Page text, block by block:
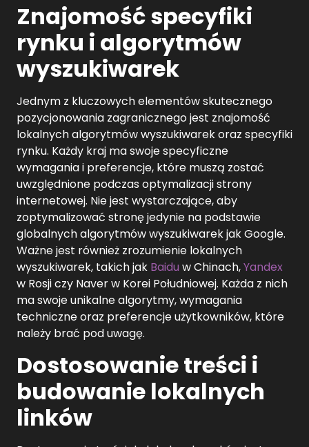
Znajomość specyfiki
rynku i algorytmów
wyszukiwarek
Jednym z kluczowych elementów skutecznego
pozycjonowania zagranicznego jest znajomość
lokalnych algorytmów wyszukiwarek oraz specyfiki
rynku. Każdy kraj ma swoje specyficzne
wymagania i preferencje, które muszą zostać
uwzględnione podczas optymalizacji strony
internetowej. Nie jest wystarczające, aby
zoptymalizować stronę jedynie na podstawie
globalnych algorytmów wyszukiwarek jak Google.
Ważne jest również zrozumienie lokalnych
wyszukiwarek, takich jak Baidu w Chinach,Yandex
w Rosji czy Naver w Korei Południowej. Każda z nich
ma swoje unikalne algorytmy, wymagania
techniczne oraz preferencje użytkowników, które
należy brać pod uwagę.
Dostosowanie treści i
budowanie lokalnych
linków